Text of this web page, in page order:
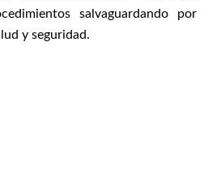
salvaguardando por
y seguridad.